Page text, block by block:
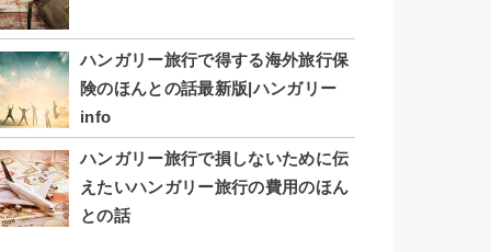
ハンガリー旅行で得する海外旅行保
険のほんとの話最新版|ハンガリー
info
ハンガリー旅行で損しないために伝
えたいハンガリー旅行の費用のほん
との話